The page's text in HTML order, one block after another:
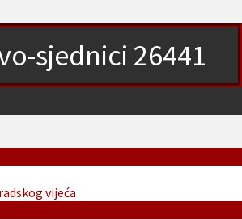
sjednici 26441
vijeća